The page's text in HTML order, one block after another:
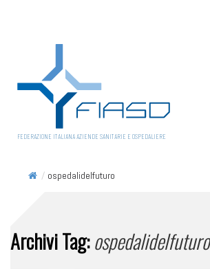
FEDERAZIONE ITALIANA AZIENDE SANITARIE E OSPEDALIERE
/ ospedalidelfuturo
Archivi Tag:ospedalidelfuturo